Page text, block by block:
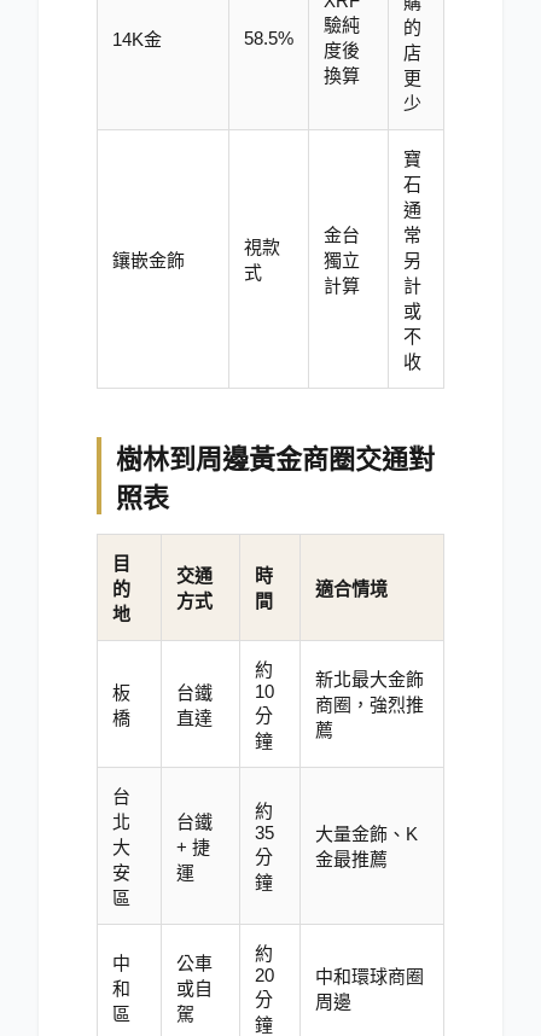
14K金 58.5%
驗純
度後
換算
的
店
更
少
鑲嵌金飾
視款
式
金台
獨立
計算
寶
石
通
常
另
計
或
不
收
樹林到周邊黃金商圈交通對
照表
目
的
地
交通
方式
時
間
適合情境
板
橋
台鐵
直達
約
10
分
鐘
新北最大金飾
商圈，強烈推
薦
台
北
大
安
區
台鐵
+ 捷
運
約
35
分
鐘
大量金飾、K
金最推薦
中
和
區
公車
或自
駕
約
20
分
鐘
中和環球商圈
周邊